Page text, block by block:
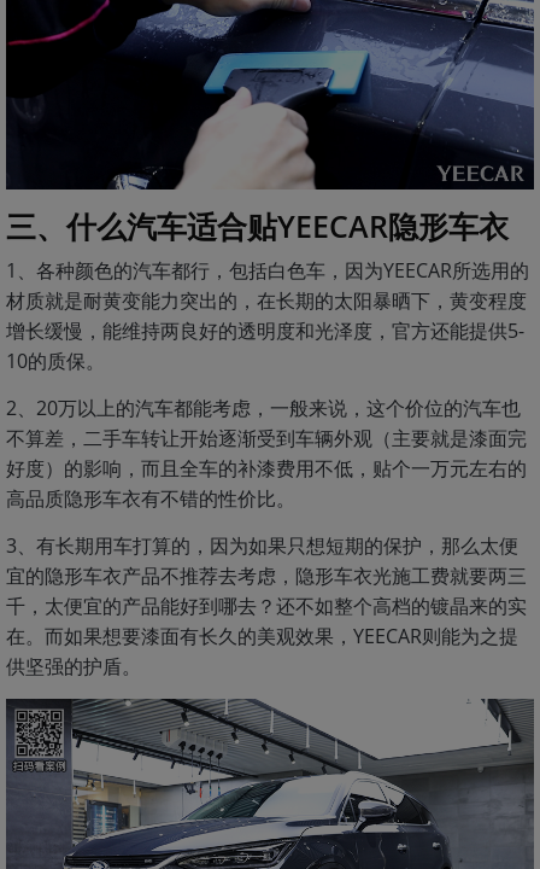
三、什么汽车适合贴YEECAR隐形车衣
1、各种颜色的汽车都行，包括白色车，因为YEECAR所选用的
材质就是耐黄变能力突出的，在长期的太阳暴晒下，黄变程度
增长缓慢，能维持两良好的透明度和光泽度，官方还能提供5-
10的质保。
2、20万以上的汽车都能考虑，一般来说，这个价位的汽车也
不算差，二手车转让开始逐渐受到车辆外观（主要就是漆面完
好度）的影响，而且全车的补漆费用不低，贴个一万元左右的
高品质隐形车衣有不错的性价比。
3、有长期用车打算的，因为如果只想短期的保护，那么太便
宜的隐形车衣产品不推荐去考虑，隐形车衣光施工费就要两三
千，太便宜的产品能好到哪去？还不如整个高档的镀晶来的实
在。而如果想要漆面有长久的美观效果，YEECAR则能为之提
供坚强的护盾。